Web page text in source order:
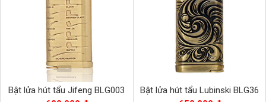
Bật lửa hút tẩu Jifeng BLG003
Bật lửa hút tẩu Lubinski BLG36